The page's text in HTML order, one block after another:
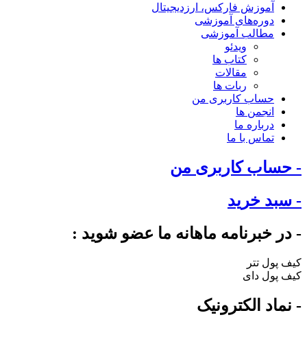
آموزش فارکس، ارزدیجیتال
دوره‌های آموزشی
مطالب آموزشی
ویدئو
کتاب ها
مقالات
ربات ها
حساب کاربری من
انجمن ها
درباره ما
تماس با ما
- حساب کاربری من
- سبد خرید
- در خبرنامه ماهانه ما عضو شوید :
کیف پول تتر
کیف پول دای
- نماد الکترونیک